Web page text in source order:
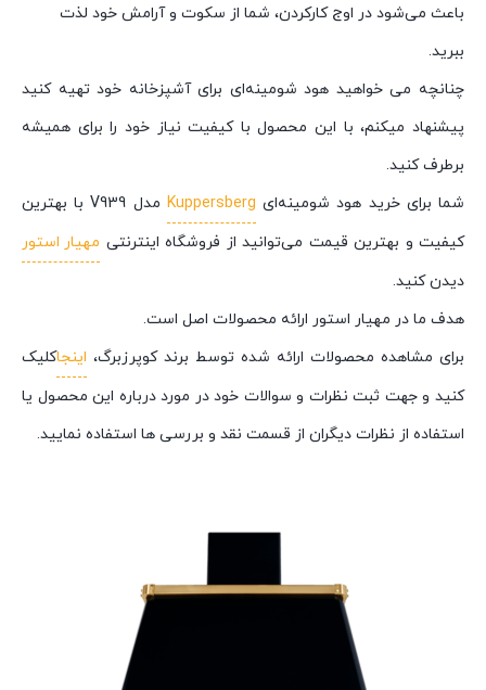
باعث می‌شود در اوج کارکردن، شما از سکوت و آرامش خود لذت
ببرید.
چنانچه می خواهید هود شومینه‌ای برای آشپزخانه خود تهیه کنید
پیشنهاد میکنم، با این محصول با کیفیت نیاز خود را برای همیشه
برطرف کنید.
شما برای خرید هود شومینه‌ای Kuppersberg
مدل V939 با بهترین
کیفیت و بهترین قیمت می‌توانید از فروشگاه اینترنتی مهیار استور
دیدن کنید.
هدف ما در مهیار استور ارائه محصولات اصل است.
برای مشاهده محصولات ارائه شده توسط برند کوپرزبرگ، اینجاکلیک
کنید و جهت ثبت نظرات و سوالات خود در مورد درباره این محصول یا
استفاده از نظرات دیگران از قسمت نقد و بررسی ها استفاده نمایید.